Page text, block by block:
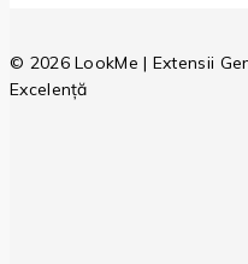
© 2026 LookMe | Extensii
Excelență